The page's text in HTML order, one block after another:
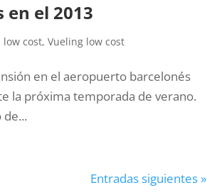
en el 2013
low cost,Vueling low cost
en el aeropuerto barcelonés
la próxima temporada de verano.
Entradas siguientes »